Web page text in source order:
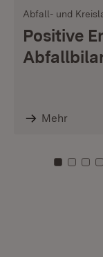
Abfall- und
Positive
Mehr
ZuZuZu